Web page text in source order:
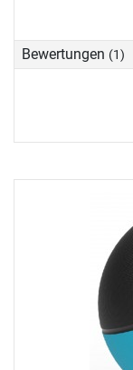
Bewertungen (1)